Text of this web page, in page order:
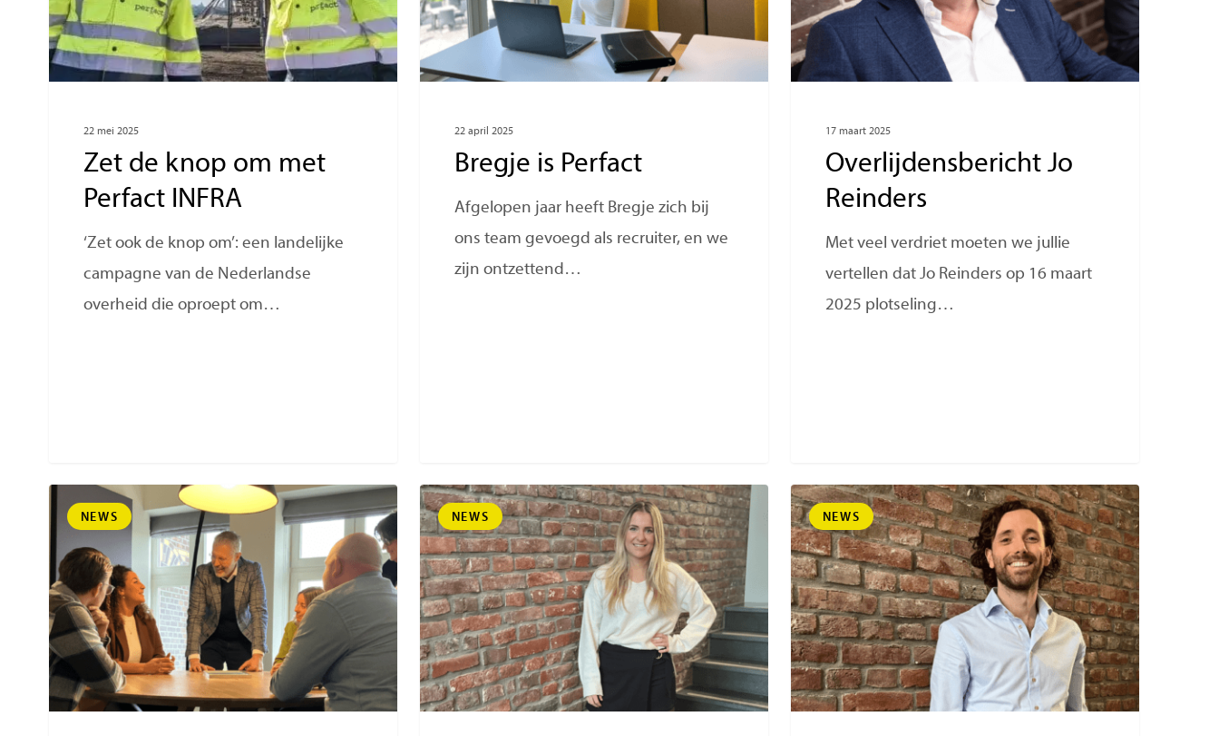
Management
Consultancy
22 mei 2025
Zet de knop om met
Perfact INFRA
‘Zet ook de knop om’: een landelijke
campagne van de Nederlandse
overheid die oproept om…
22 april 2025
Bregje is Perfact
Afgelopen jaar heeft Bregje zich bij
ons team gevoegd als recruiter, en we
zijn ontzettend…
17 maart 2025
Overlijdensbericht Jo
Reinders
Met veel verdriet moeten we jullie
vertellen dat Jo Reinders op 16 maart
2025 plotseling…
NEWS NEWS NEWS